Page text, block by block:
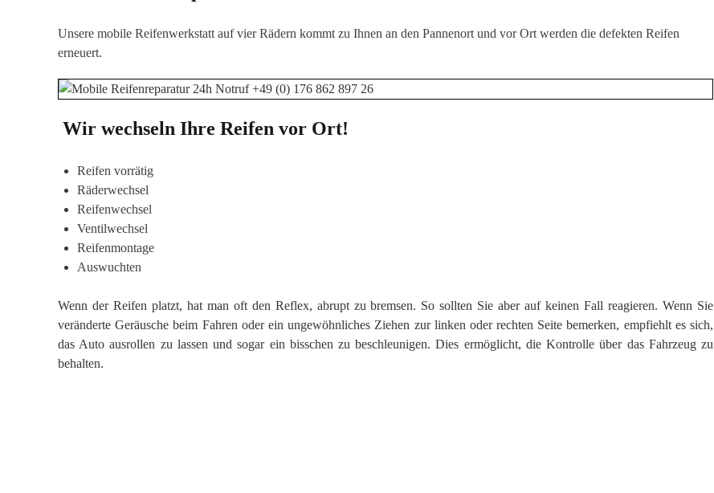
Unsere mobile Reifenwerkstatt auf vier Rädern kommt zu Ihnen an den Pannenort und vor Ort werden die defekten Reifen
erneuert.
Wir wechseln Ihre Reifen vor Ort!
Reifen vorrätig
Räderwechsel
Reifenwechsel
Ventilwechsel
Reifenmontage
Auswuchten
Wenn der Reifen platzt, hat man oft den Reflex, abrupt zu bremsen. So sollten Sie aber auf keinen Fall reagieren. Wenn Sie
veränderte Geräusche beim Fahren oder ein ungewöhnliches Ziehen zur linken oder rechten Seite bemerken, empfiehlt es sich,
das Auto ausrollen zu lassen und sogar ein bisschen zu beschleunigen. Dies ermöglicht, die Kontrolle über das Fahrzeug zu
behalten.